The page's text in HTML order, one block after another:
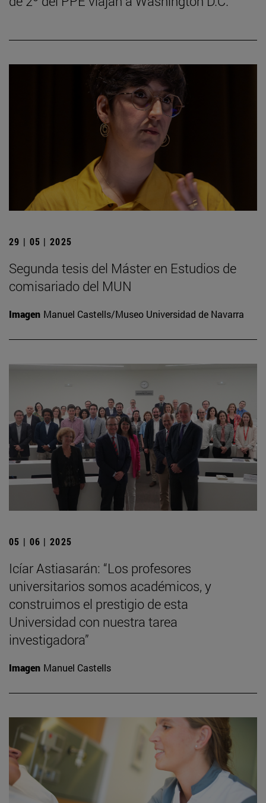
29 | 05 | 2025
Segunda tesis del Máster en Estudios de
comisariado del MUN
Imagen Manuel Castells/Museo Universidad de Navarra
05 | 06 | 2025
Icíar Astiasarán: “Los profesores
universitarios somos académicos, y
construimos el prestigio de esta
Universidad con nuestra tarea
investigadora”
Imagen Manuel Castells